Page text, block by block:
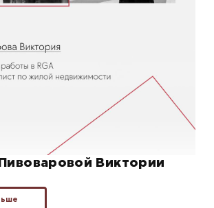
Виктории